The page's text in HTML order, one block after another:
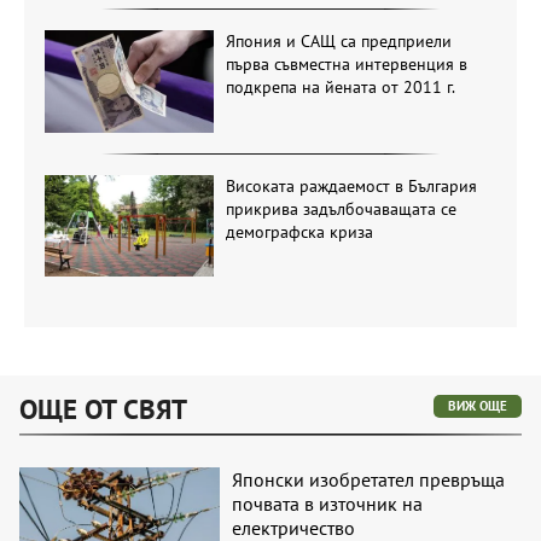
Япония и САЩ са предприели
първа съвместна интервенция в
подкрепа на йената от 2011 г.
Високата раждаемост в България
прикрива задълбочаващата се
демографска криза
ОЩЕ ОТ СВЯТ ВИЖ ОЩЕ
Японски изобретател превръща
почвата в източник на
електричество